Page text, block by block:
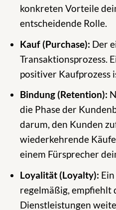
konkreten Vorteile
entscheidende Rolle.
Kauf (Purchase): Der
Transaktionsprozess.
positiver Kaufprozess
Bindung (Retention):
die Phase der
darum, den Kunden
wiederkehrende
einem Fürsprecher
Loyalität (Loyalty):
regelmäßig, empfiehlt
Dienstleistungen